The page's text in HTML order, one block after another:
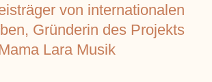
dieser Konzerte
Meisterwerke der